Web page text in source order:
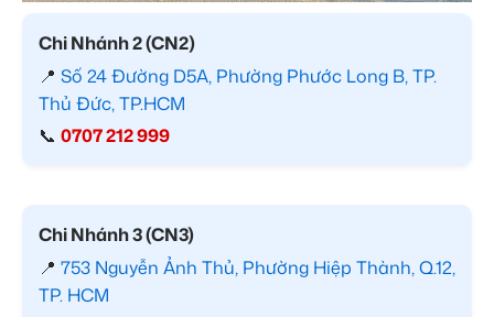
Chi Nhánh 2 (CN2)
📍 Số 24 Đường D5A, Phường Phước Long B, TP.
Thủ Đức, TP.HCM
📞 0707 212 999
Chi Nhánh 3 (CN3)
📍 753 Nguyễn Ảnh Thủ, Phường Hiệp Thành, Q.12,
TP. HCM